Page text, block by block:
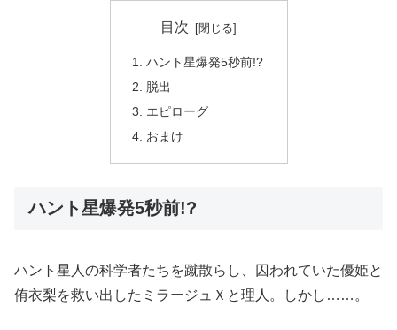
目次
ハント星爆発5秒前!?
脱出
エピローグ
おまけ
ハント星爆発5秒前!?
ハント星人の科学者たちを蹴散らし、囚われていた優姫と
侑衣梨を救い出したミラージュＸと理人。しかし……。